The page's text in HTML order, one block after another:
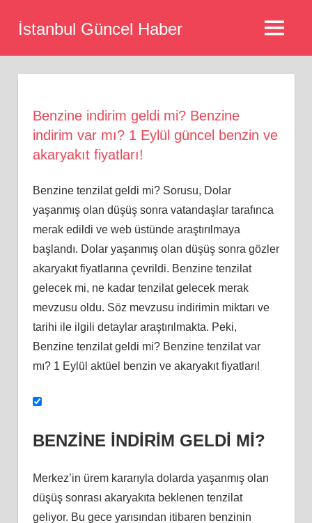
İstanbul Güncel Haber MENU
Benzine indirim geldi mi? Benzine
indirim var mı? 1 Eylül güncel benzin ve
akaryakıt fiyatları!
Benzine tenzilat geldi mi? Sorusu, Dolar
yaşanmış olan düşüş sonra vatandaşlar tarafınca
merak edildi ve web üstünde araştırılmaya
başlandı. Dolar yaşanmış olan düşüş sonra gözler
akaryakıt fiyatlarına çevrildi. Benzine tenzilat
gelecek mi, ne kadar tenzilat gelecek merak
mevzusu oldu. Söz mevzusu indirimin miktarı ve
tarihi ile ilgili detaylar araştırılmakta. Peki,
Benzine tenzilat geldi mi? Benzine tenzilat var
mı? 1 Eylül aktüel benzin ve akaryakıt fiyatları!
BENZİNE İNDİRİM GELDİ Mİ?
Merkez’in ürem kararıyla dolarda yaşanmış olan
düşüş sonrası akaryakıta beklenen tenzilat
geliyor. Bu gece yarısından itibaren benzinin